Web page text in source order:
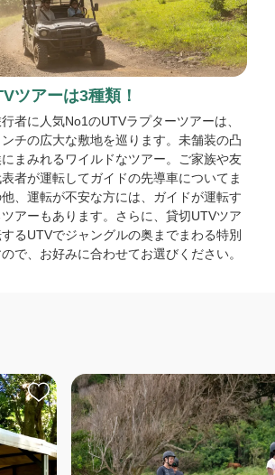
ツアーは3種類！
者に人気No1のUTVラプターツアーは、
チの広大な敷地を巡ります。未舗装の凸
まみれるワイルドなツアー。ご家族や友
者が運転してガイドの先導車についてま
、運転が不安な方には、ガイドが運転す
アーもあります。さらに、貸切UTVツア
るUTVでジャングルの奥までまわる特別
で、お好みに合わせてお選びください。